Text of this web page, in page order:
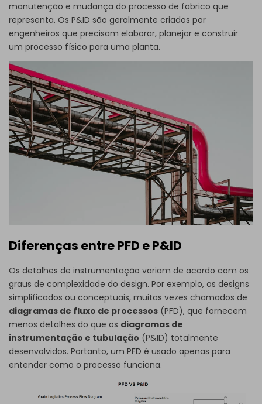
manutenção e mudança do processo de fabrico que
representa. Os P&ID são geralmente criados por
engenheiros que precisam elaborar, planejar e construir
um processo físico para uma planta.
Diferenças entre PFD e P&ID
Os detalhes de instrumentação variam de acordo com os
graus de complexidade do design. Por exemplo, os designs
simplificados ou conceptuais, muitas vezes chamados de
diagramas de fluxo de processos (PFD), que fornecem
menos detalhes do que os diagramas de
instrumentação e tubulação (P&ID) totalmente
desenvolvidos. Portanto, um PFD é usado apenas para
entender como o processo funciona.